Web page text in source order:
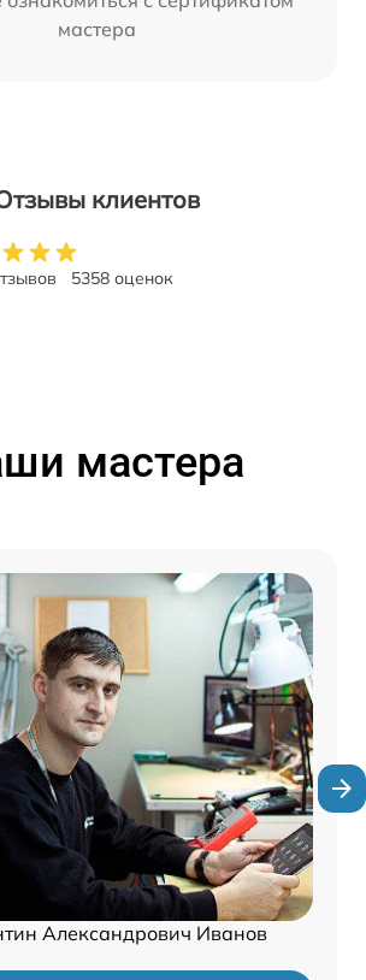
мастера
клиентов
5358 оценок
мастера
Александрович Иванов